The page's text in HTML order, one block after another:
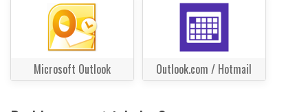
Microsoft Outlook Outlook.com / Hotmail